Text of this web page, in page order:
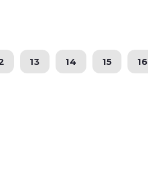
13 14 15 16